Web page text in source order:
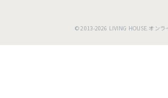
© 2013-2026 LIVING HOUSE.オンラ